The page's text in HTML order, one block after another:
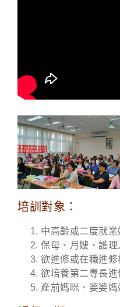
培訓對象：
中高齡或二度就業
保母、月嫂、護理
欲進修或在職進修
欲培養第二專長進
產前媽咪、婆婆媽